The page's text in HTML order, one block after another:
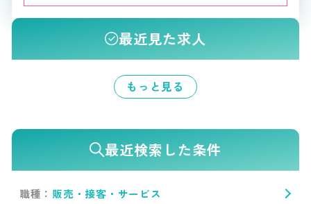
最近見た求人
もっと見る
最近検索した条件
職種： 販売・接客・サービス